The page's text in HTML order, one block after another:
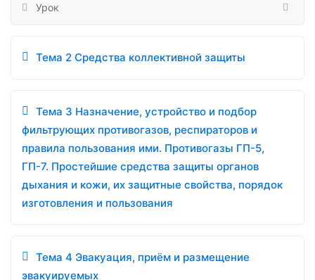
Урок
Тема 2 Средства коллективной защиты
Тема 3 Назначение, устройство и подбор
фильтрующих противогазов, респираторов и
правила пользования ими. Противогазы ГП-5,
ГП-7. Простейшие средства защиты органов
дыхания и кожи, их защитные свойства, порядок
изготовления и пользования
Тема 4 Эвакуация, приём и размещение
эвакуируемых